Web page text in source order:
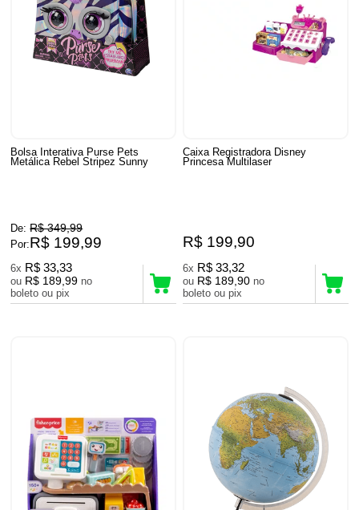
Bolsa Interativa Purse Pets
Metálica Rebel Stripez Sunny
De: R$ 349,99
Por:R$ 199,99
6x R$ 33,33
ou R$ 189,99 no
boleto ou pix
Caixa Registradora Disney
Princesa Multilaser
R$ 199,90
6x R$ 33,32
ou R$ 189,90 no
boleto ou pix